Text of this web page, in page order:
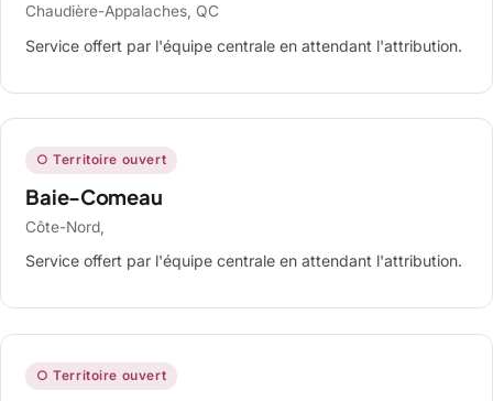
Chaudière-Appalaches, QC
Service offert par l'équipe centrale en attendant l'attribution.
○ Territoire ouvert
Baie-Comeau
Côte-Nord,
Service offert par l'équipe centrale en attendant l'attribution.
○ Territoire ouvert